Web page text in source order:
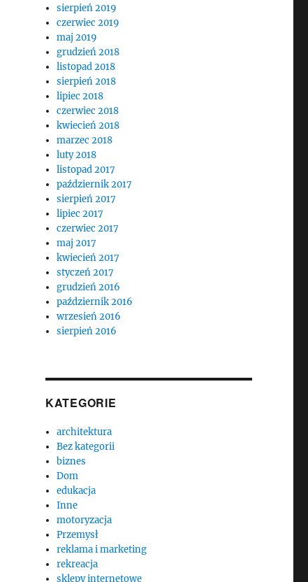
sierpień 2019
czerwiec 2019
maj 2019
grudzień 2018
listopad 2018
sierpień 2018
lipiec 2018
czerwiec 2018
kwiecień 2018
marzec 2018
luty 2018
listopad 2017
październik 2017
sierpień 2017
lipiec 2017
czerwiec 2017
maj 2017
kwiecień 2017
styczeń 2017
grudzień 2016
październik 2016
wrzesień 2016
sierpień 2016
KATEGORIE
architektura
Bez kategorii
biznes
Dom
edukacja
Inne
motoryzacja
Przemysł
reklama i marketing
rekreacja
sklepy internetowe